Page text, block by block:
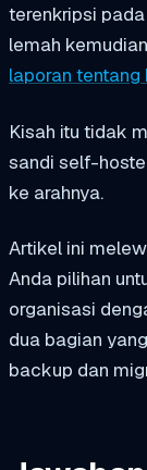
terenkripsi
lemah
laporan tentang
Kisah itu tidak
sandi self-
ke arahnya.
Artikel ini
Anda pilihan
organisasi
dua bagian
backup dan